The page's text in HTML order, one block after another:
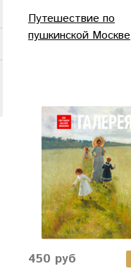
Путешествие по
пушкинской Москве
450 руб